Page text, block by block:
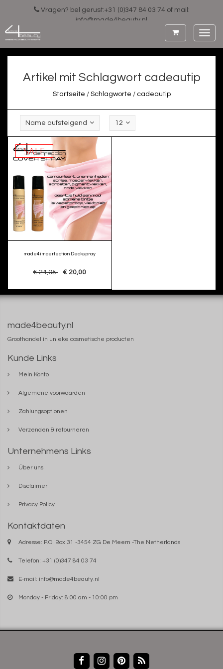
Vragen? bel gerust:+31 (0)347 84 03 74 of mail:
info@made4beauty.nl
Artikel mit Schlagwort cadeautip
Startseite / Schlagworte / cadeautip
Name aufsteigend 12
SALE
made4imperfection Deckspray
€ 24,95 € 20,00
made4beauty.nl
Groothandel in unieke cosmetische producten
Kunde Links
Mein Konto
Algemene voorwaarden
Zahlungsoptionen
Verzenden & retourneren
Unternehmens Links
Über uns
Disclaimer
Privacy Policy
Kontaktdaten
Adresse: P.O. Box 31 -3454 ZG De Meern -The Netherlands
Telefon: +31 (0)347 84 03 74
E-mail: info@made4beauty.nl
Monday - Friday: 8:00 am - 10:00 pm